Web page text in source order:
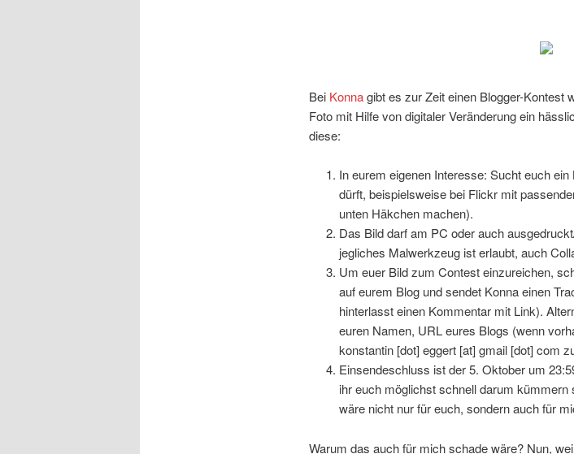
Bei Konnagibt es zur Zeit einen Blogger-Kontest
Foto mit Hilfe von digitaler Veränderung ein
diese:
In eurem eigenen Interesse: Sucht euch
dürft, beispielsweise bei Flickr mit
unten Häkchen machen).
Das Bild darf am PC oder auch
jegliches Malwerkzeug ist erlaubt, auch
Um euer Bild zum Contest einzureichen,
auf eurem Blog und sendet Konna einen
hinterlasst einen Kommentar mit Link).
euren Namen, URL eures Blogs (wenn
konstantin [dot] eggert [at] gmail [dot] com
Einsendeschluss ist der 5. Oktober um
ihr euch möglichst schnell darum
wäre nicht nur für euch, sondern auch für
Warum das auch für mich schade wäre? Nun,